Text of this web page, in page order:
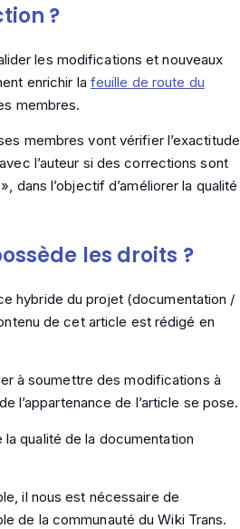
?
les modifications et nouveaux
enrichir la feuille de route du
membres.
membres vont vérifier l’exactitude
l’auteur si des corrections sont
dans l’objectif d’améliorer la qualité
les droits ?
hybride du projet (documentation /
de cet article est rédigé en
à soumettre des modifications à
l’appartenance de l’article se pose.
qualité de la documentation
il nous est nécessaire de
de la communauté du Wiki Trans.